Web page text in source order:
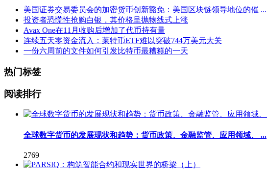
美国证券交易委员会的加密货币创新豁免：美国区块链领导地位的催 ...
投资者恐慌性抢购白银，其价格呈抛物线式上涨
Avax One在11月收购后增加了代币持有量
连续五天零资金流入：莱特币ETF难以突破744万美元大关
一份六周前的文件如何引发比特币最糟糕的一天
热门标签
阅读排行
全球数字货币的发展现状和趋势：货币政策、金融监管、应用领域、 ...
2769